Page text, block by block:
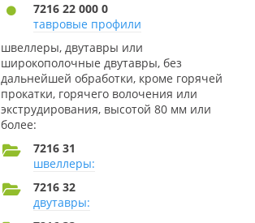
7216 22 000 0
тавровые профили
швеллеры, двутавры или
широкополочные двутавры, без
дальнейшей обработки, кроме горячей
прокатки, горячего волочения или
экструдирования, высотой 80 мм или
более:
7216 31
швеллеры:
7216 32
двутавры: